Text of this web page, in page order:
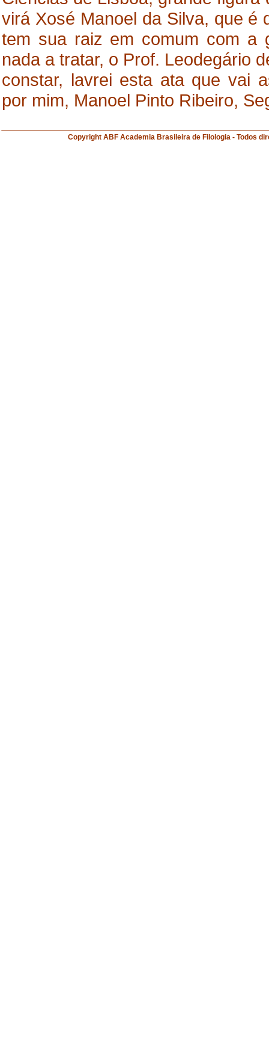
virá Xosé Manoel da Silva, que é
tem sua raiz em comum com a
nada a tratar, o Prof. Leodegário
constar, lavrei esta ata que vai
por mim, Manoel Pinto Ribeiro,
Copyright ABF Academia Brasileira de